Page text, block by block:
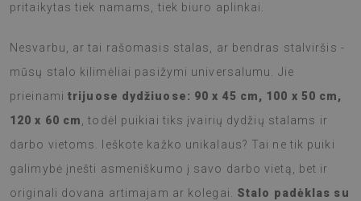
pritaikytas tiek namams, tiek biuro aplinkai.
Nesvarbu, ar tai rašomasis stalas, ar bendras stalviršis -
mūsų stalo kilimėliai pasižymi universalumu. Jie
prieinami trijuose dydžiuose: 90 x 45 cm, 100 x 50 cm,
120 x 60 cm
, todėl puikiai tiks įvairių dydžių stalams ir
darbo vietoms. Ieškote kažko unikalaus? Tai ne tik puiki
galimybė įnešti asmeniškumo į savo darbo vietą, bet ir
originali dovana artimajam ar kolegai. Stalo padėklas su